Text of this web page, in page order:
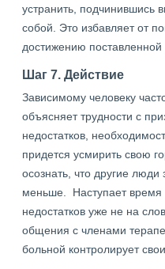
устранить, подчинившись
собой. Это избавляет от
достижению поставленной
Шаг 7. Действие
Зависимому человеку
объясняет трудности с
недостатков,
придется усмирить свою
осознать, что другие
меньше. Наступает время
недостатков уже не на
общения с членами
больной контролирует